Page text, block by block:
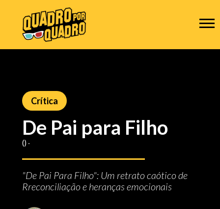
Crítica
De Pai para Filho
() ‧
"De Pai Para Filho": Um retrato caótico de
Rreconciliação e heranças emocionais